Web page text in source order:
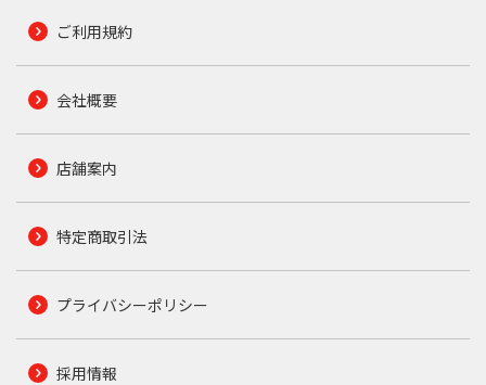
ご利用規約
会社概要
店舗案内
特定商取引法
プライバシーポリシー
採用情報